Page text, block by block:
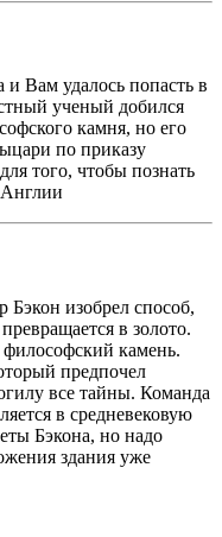
Вам удалось попасть в
ученый добился
камня, но его
по приказу
того, чтобы познать
изобрел способ,
в золото.
камень.
предпочел
все тайны. Команда
в средневековую
Бэкона, но надо
здания уже